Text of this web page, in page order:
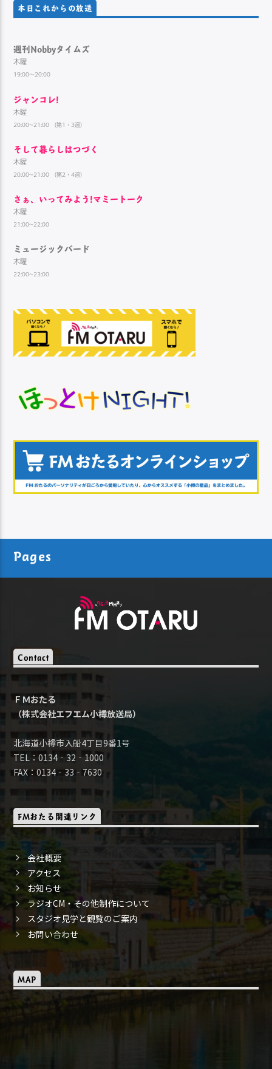
本日これからの放送
週刊Nobbyタイムズ
木曜
19:00～20:00
ジャンコレ!
木曜
20:00~21:00 （第1・3週）
そして暮らしはつづく
木曜
20:00~21:00 （第2・4週）
さぁ、いってみよう!マミートーク
木曜
21:00~22:00
ミュージックバード
木曜
22:00~23:00
Pages
Contact
ＦＭおたる
（株式会社エフエム小樽放送局）
北海道小樽市入船4丁目9番1号
TEL：0134‐32‐1000
FAX：0134‐33‐7630
FMおたる関連リンク
会社概要
アクセス
お知らせ
ラジオCM・その他制作について
スタジオ見学と観覧のご案内
お問い合わせ
MAP